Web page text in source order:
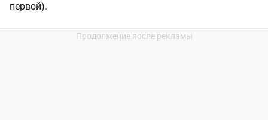
первой).